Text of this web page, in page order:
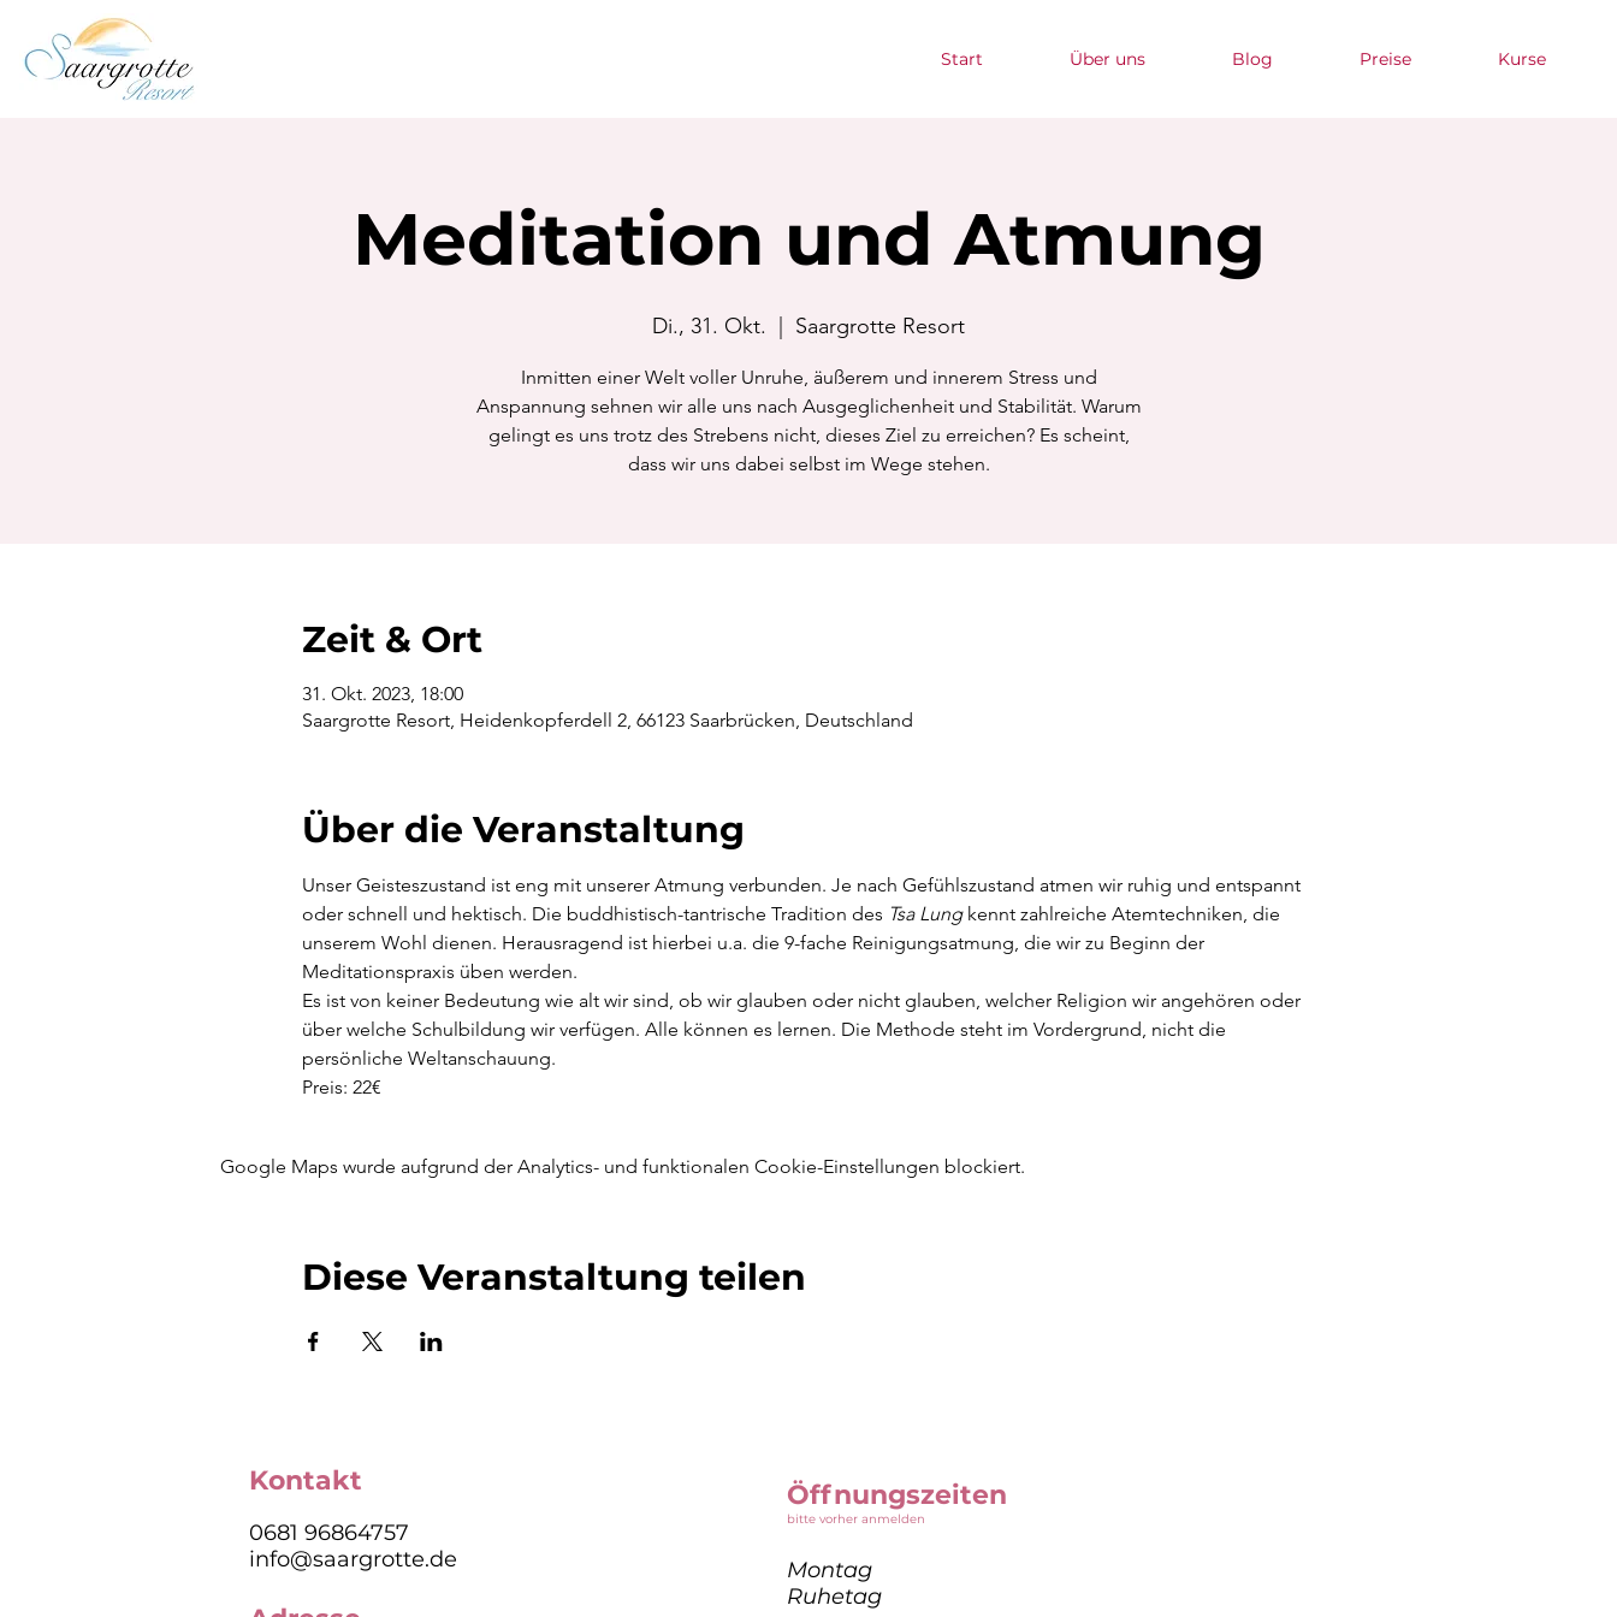
Start Über uns Blog Preise Kurse
Meditation und Atmung
Di., 31. Okt. Saargrotte Resort
Inmitten einer Welt voller Unruhe, äußerem und innerem Stress und
Anspannung sehnen wir alle uns nach Ausgeglichenheit und Stabilität. Warum
gelingt es uns trotz des Strebens nicht, dieses Ziel zu erreichen? Es scheint,
dass wir uns dabei selbst im Wege stehen.
Zeit & Ort
31. Okt. 2023, 18:00
Saargrotte Resort, Heidenkopferdell 2, 66123 Saarbrücken, Deutschland
Über die Veranstaltung
Unser Geisteszustand ist eng mit unserer Atmung verbunden. Je nach Gefühlszustand atmen wir ruhig und entspannt
oder schnell und hektisch. Die buddhistisch-tantrische Tradition des Tsa Lung kennt zahlreiche Atemtechniken, die
unserem Wohl dienen. Herausragend ist hierbei u.a. die 9-fache Reinigungsatmung, die wir zu Beginn der
Meditationspraxis üben werden.
Es ist von keiner Bedeutung wie alt wir sind, ob wir glauben oder nicht glauben, welcher Religion wir angehören oder
über welche Schulbildung wir verfügen. Alle können es lernen. Die Methode steht im Vordergrund, nicht die
persönliche Weltanschauung.
Preis: 22€
Google Maps wurde aufgrund der Analytics- und funktionalen Cookie-Einstellungen blockiert.
Diese Veranstaltung teilen
Kontakt
0681 96864757
info@saargrotte.de
Öffnungszeiten
bitte vorher anmelden
Montag
Ruhetag